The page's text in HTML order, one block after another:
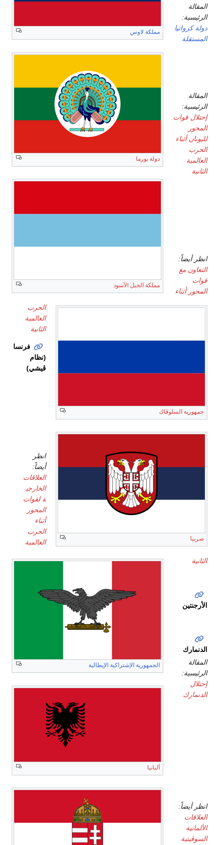
مملكة لاوس
دولة بورما
مملكة الجبل الأسود
جمهورية السلوڤاك
صربيا
الجمهورية الإشتراكية الإيطالية
ألبانيا
المقالة
الرئيسية:
دولة كرواتيا
المستقلة
المقالة
الرئيسية:
إحتلال قوات
المحور
لليونان أثناء
الحرب
العالمية
الثانية
المتعاونة
انظر أيضاً:
التعاون مع
قوات
المحور أثناء
الحرب
العالمية
الثانية
فرنسا
(نظام
ڤيشي)
حالات
انظر
أيضاً:
العلاقات
الخارجي
ة لقوات
المحور
أثناء
الحرب
العالمية
الثانية
الأرجنتين
الدنمارك
المقالة
الرئيسية:
إحتلال
الدنمارك
انظر أيضاً:
العلاقات
الألمانية
السوڤيتية